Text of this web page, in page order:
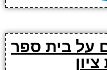
על בית ספר